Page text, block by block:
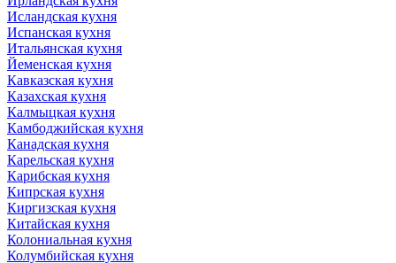
Исландская кухня
Испанская кухня
Итальянская кухня
Йеменская кухня
Кавказская кухня
Казахская кухня
Калмыцкая кухня
Камбоджийская кухня
Канадская кухня
Карельская кухня
Карибская кухня
Кипрская кухня
Киргизская кухня
Китайская кухня
Колониальная кухня
Колумбийская кухня